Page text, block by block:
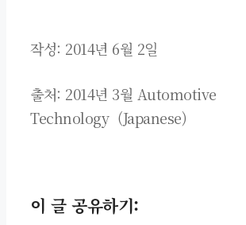
작성: 2014년 6월 2일
출처: 2014년 3월 Automotive
Technology (Japanese)
이 글 공유하기: